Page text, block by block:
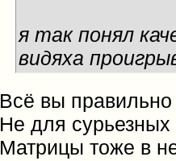
я так понял
видяха
Всё вы
Не для сурьезных
Матрицы тоже в